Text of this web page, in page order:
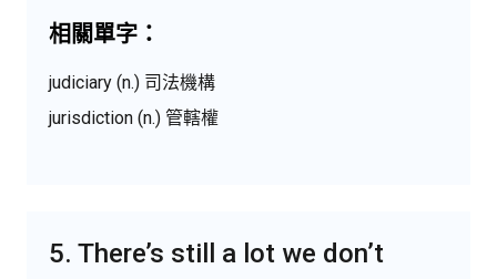
相關單字：
judiciary (n.) 司法機構
jurisdiction (n.) 管轄權
5. There’s still a lot we don’t